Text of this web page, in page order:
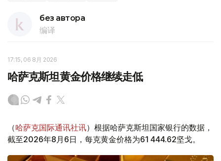
без автора
编译
17:15, 06 8月 2026
哈萨克斯坦黄金价格继续走低
（哈萨克国际通讯社讯）根据哈萨克斯坦国家银行的数据，
截至2026年8月6日，每克黄金价格为61 444.62坚戈。